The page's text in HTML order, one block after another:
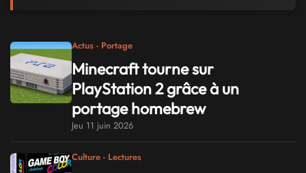
Actus - Portage
Minecraft tourne sur
PlayStation 2 grâce à un
portage homebrew
Jeu 11 juin 2026
Culture - Lectures